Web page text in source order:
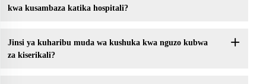
kwa kusambaza katika hospitali?
Jinsi ya kuharibu muda wa kushuka kwa nguzo kubwa
za kiserikali?